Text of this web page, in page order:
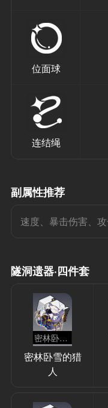
位面球
连结绳
副属性推荐
速度、暴击伤害、
隧洞遗器·四件套
密林卧雪的猎人
密林卧雪的猎
人